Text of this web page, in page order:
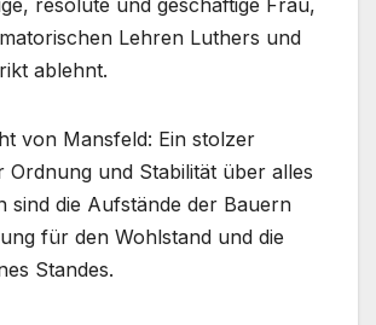
resolute und geschäftige Frau,
Lehren Luthers und
ablehnt.
von Mansfeld: Ein stolzer
Ordnung und Stabilität über alles
sind die Aufstände der Bauern
für den Wohlstand und die
Standes.